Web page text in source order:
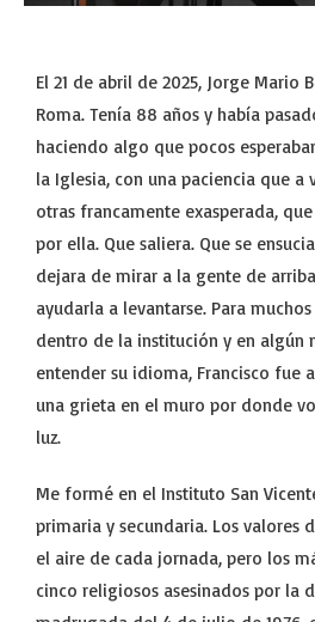
El 21 de abril de 2025, Jorge Mario
Roma. Tenía 88 años y había
haciendo algo que pocos
la Iglesia, con una paciencia que a
otras francamente exasperada,
por ella. Que saliera. Que se
dejara de mirar a la gente de
ayudarla a levantarse. Para
dentro de la institución y en algún
entender su idioma, Francisco fue
una grieta en el muro por donde
luz.
Me formé en el Instituto San
primaria y secundaria. Los valores
el aire de cada jornada, pero los
cinco religiosos asesinados por la